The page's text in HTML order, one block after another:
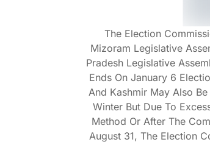
The Election
Mizoram Legislative
Pradesh Legislative
Ends On January 6
And Kashmir May Also
Winter But Due To
Method Or After The
August 31, The Election